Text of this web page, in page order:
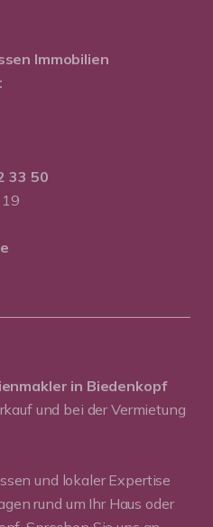
Immobilien
33 50
in Biedenkopf
und bei der Vermietung
und lokaler Expertise
rund um Ihr Haus oder